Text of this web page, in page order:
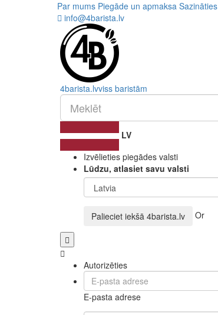
Par mums Piegāde un apmaksa Sazināties
info@4barista.lv
4barista.lvviss baristām
LV
Izvēlieties piegādes valsti
Lūdzu, atlasiet savu valsti
Palieciet iekšā 4barista.lv Or
Autorizēties
E-pasta adrese